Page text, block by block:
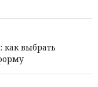
выбрать